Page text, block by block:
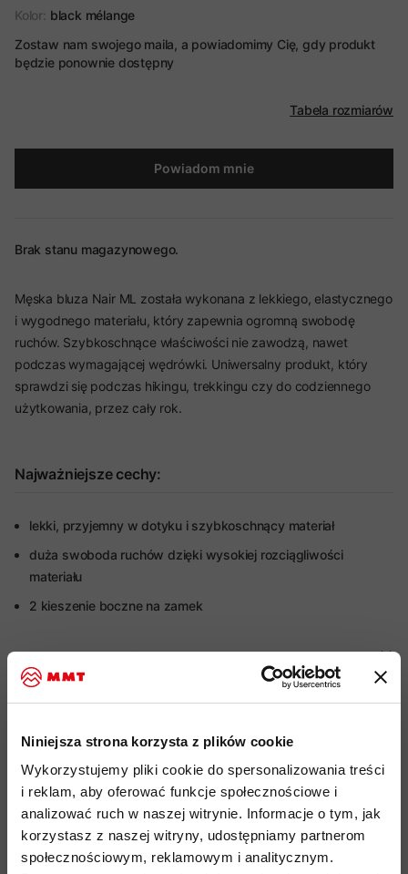
Niniejsza strona korzysta z plików cookie
Wykorzystujemy pliki cookie do spersonalizowania treści
i reklam, aby oferować funkcje społecznościowe i
analizować ruch w naszej witrynie. Informacje o tym, jak
korzystasz z naszej witryny, udostępniamy partnerom
społecznościowym, reklamowym i analitycznym.
Kolor: black mélange
Zostaw nam swojego maila, a powiadomimy Cię, gdy produkt
będzie ponownie dostępny
Tabela rozmiarów
Powiadom mnie
Brak stanu magazynowego.
Męska bluza Nair ML została wykonana z lekkiego, elastycznego
i wygodnego materiału, który zapewnia ogromną swobodę
ruchów. Szybkoschnące właściwości nie zawodzą, nawet
podczas wymagającej wędrówki. Uniwersalny produkt, który
sprawdzi się podczas hikingu, trekkingu czy do codziennego
użytkowania, przez cały rok.
Najważniejsze cechy:
lekki, przyjemny w dotyku i szybkoschnący materiał
duża swoboda ruchów dzięki wysokiej rozciągliwości
materiału
2 kieszenie boczne na zamek
Więcej o produkcie
Specyfikacja
Do tego produktu rekomendujemy